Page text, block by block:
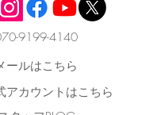
9199-4140
ールはこちら
アカウントはこちら